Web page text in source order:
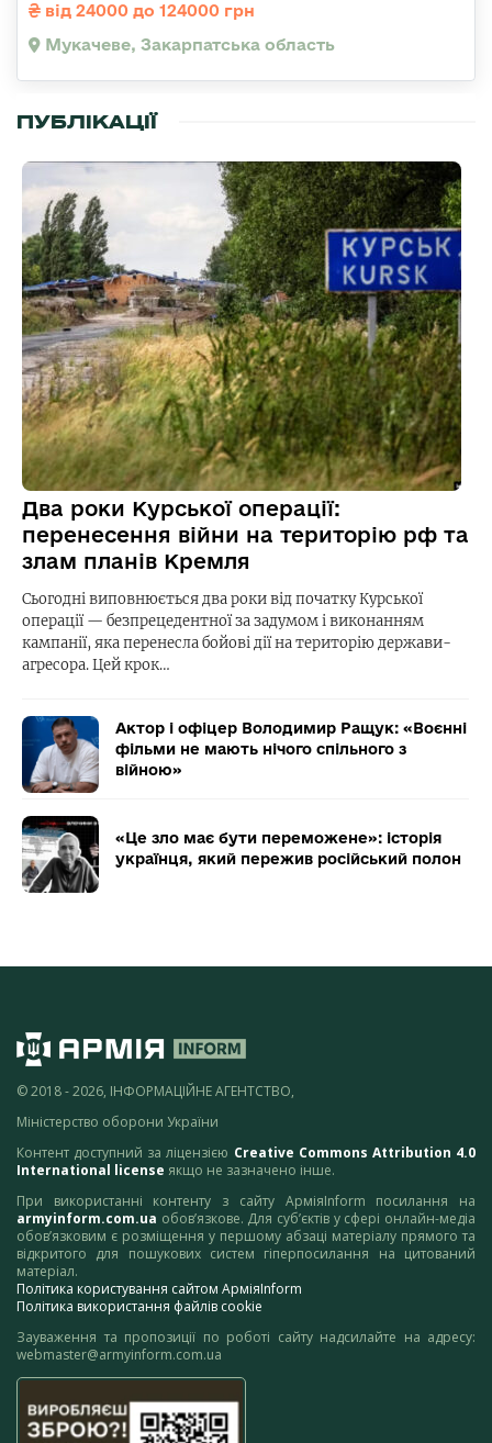
від 24000 до 124000 грн
Мукачеве, Закарпатська область
ПУБЛІКАЦІЇ
Два роки Курської операції:
перенесення війни на територію рф та
злам планів Кремля
Сьогодні виповнюється два роки від початку Курської
операції — безпрецедентної за задумом і виконанням
кампанії, яка перенесла бойові дії на територію держави-
агресора. Цей крок…
Актор і офіцер Володимир Ращук: «Воєнні
фільми не мають нічого спільного з
війною»
«Це зло має бути переможене»: історія
українця, який пережив російський полон
© 2018 - 2026, ІНФОРМАЦІЙНЕ АГЕНТСТВО,
Міністерство оборони України
Контент доступний за ліцензією Creative Commons Attribution 4.0
International license якщо не зазначено інше.
При використанні контенту з сайту АрміяInform посилання на
armyinform.com.ua обов’язкове. Для суб’єктів у сфері онлайн-медіа
обов’язковим є розміщення у першому абзаці матеріалу прямого та
відкритого для пошукових систем гіперпосилання на цитований
матеріал.
Політика користування сайтом АрміяInform
Політика використання файлів cookie
Зауваження та пропозиції по роботі сайту надсилайте на адресу:
webmaster@armyinform.com.ua